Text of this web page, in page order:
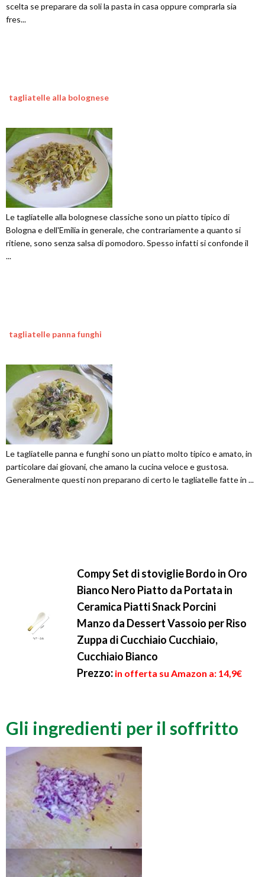
scelta se preparare da soli la pasta in casa oppure comprarla sia
fres...
tagliatelle alla bolognese
Le tagliatelle alla bolognese classiche sono un piatto tipico di
Bologna e dell'Emilia in generale, che contrariamente a quanto si
ritiene, sono senza salsa di pomodoro. Spesso infatti si confonde il
...
tagliatelle panna funghi
Le tagliatelle panna e funghi sono un piatto molto tipico e amato, in
particolare dai giovani, che amano la cucina veloce e gustosa.
Generalmente questi non preparano di certo le tagliatelle fatte in ...
Compy Set di stoviglie Bordo in Oro
Bianco Nero Piatto da Portata in
Ceramica Piatti Snack Porcini
Manzo da Dessert Vassoio per Riso
Zuppa di Cucchiaio Cucchiaio,
Cucchiaio Bianco
Prezzo: in offerta su Amazon a: 14,9€
Gli ingredienti per il soffritto